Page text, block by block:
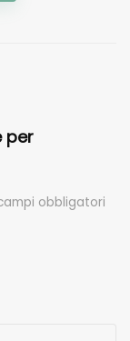
per
obbligatori